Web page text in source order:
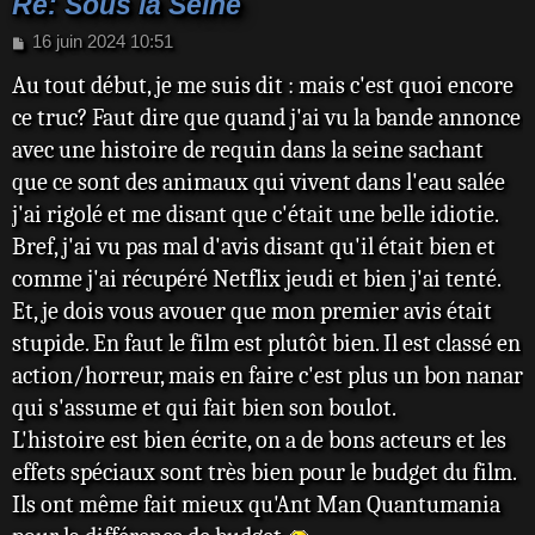
véhicule dans l'eau. La nuit tombée, Mika
décide de plonger seule près de la carcasse et
constate une trace de morsure sur le véhicule.
En sortant de l'eau, elle est appréhendée par
Adil, un brigadier chef de la police fluviale de
Paris. Celui-ci doit faire face à la pression de
ses supérieurs alors que les championnats du
monde de triathlon sont sur le point d'être
organisés dans la capitale. Mika demande alors
aux policiers de contacter Sophia.
Après la découverte d'un nouveau corps, Adil
fait donc appel à Sophia. Équipés du traqueur
de balise, ils parviennent à localiser l'animal
mais Mika, aidée par sa petite-amie Ben,
parvient à désactiver la balise pour protéger
M
s
a
g
16 juin 2024 10:51
Au tout début, je me suis dit : mais c'est quoi encore
ce truc? Faut dire que quand j'ai vu la bande annonce
avec une histoire de requin dans la seine sachant
que ce sont des animaux qui vivent dans l'eau salée
j'ai rigolé et me disant que c'était une belle idiotie.
Bref, j'ai vu pas mal d'avis disant qu'il était bien et
comme j'ai récupéré Netflix jeudi et bien j'ai tenté.
Et, je dois vous avouer que mon premier avis était
stupide. En faut le film est plutôt bien. Il est classé en
action/horreur, mais en faire c'est plus un bon nanar
qui s'assume et qui fait bien son boulot.
L'histoire est bien écrite, on a de bons acteurs et les
effets spéciaux sont très bien pour le budget du film.
Ils ont même fait mieux qu'Ant Man Quantumania